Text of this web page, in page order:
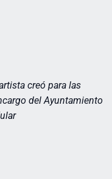
creó para las
del Ayuntamiento